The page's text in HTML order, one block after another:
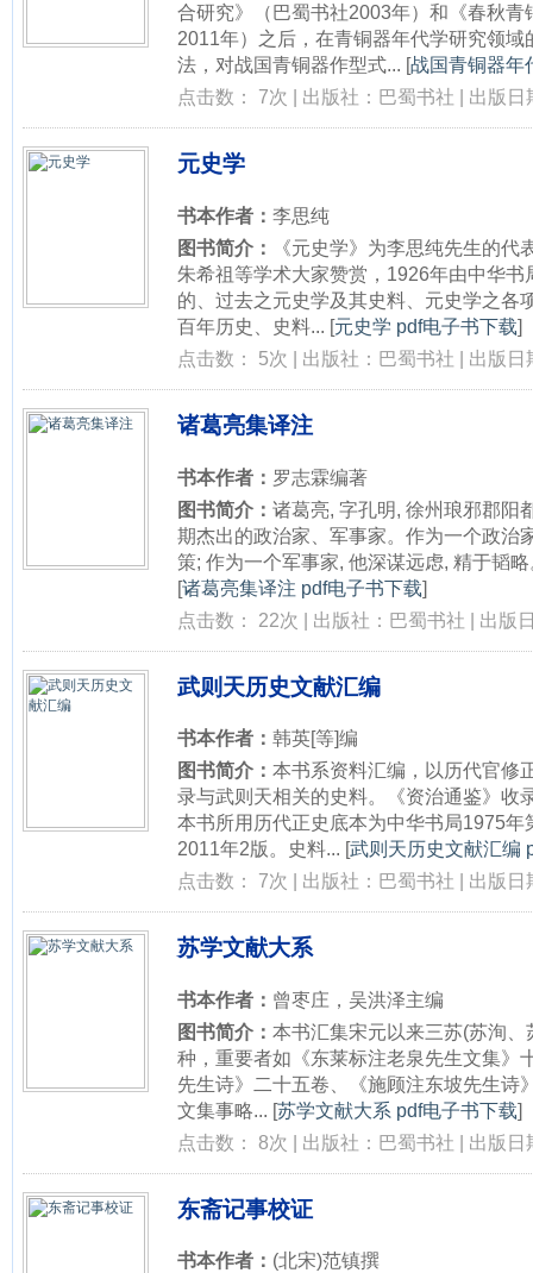
合研究》（巴蜀书社2003年）和《春秋
2011年）之后，在青铜器年代学研究领
法，对战国青铜器作型式... [战国青铜器年
点击数： 7次 | 出版社：巴蜀书社 | 出版日
元史学
书本作者： 李思纯
图书简介：
《元史学》为李思纯先生的
朱希祖等学术大家赞赏，1926年由中华
的、过去之元史学及其史料、元史学之各
百年历史、史料... [元史学 pdf电子书下载]
点击数： 5次 | 出版社：巴蜀书社 | 出版日
诸葛亮集译注
书本作者： 罗志霖编著
图书简介： 诸葛亮, 字孔明, 徐州琅邪郡阳
期杰出的政治家、军事家。作为一个政治
策; 作为一个军事家, 他深谋远虑, 精于韬
[诸葛亮集译注 pdf电子书下载]
点击数： 22次 | 出版社：巴蜀书社 | 出版
武则天历史文献汇编
书本作者： 韩英[等]编
图书简介： 本书系资料汇编，以历代官修
录与武则天相关的史料。《资治通鉴》收
本书所用历代正史底本为中华书局1975
2011年2版。史料... [武则天历史文献汇编
点击数： 7次 | 出版社：巴蜀书社 | 出版
苏学文献大系
书本作者： 曾枣庄，吴洪泽主编
图书简介： 本书汇集宋元以来三苏(苏洵
种，重要者如《东莱标注老泉先生文集》
先生诗》二十五卷、《施顾注东坡先生诗
文集事略... [苏学文献大系 pdf电子书下载]
点击数： 8次 | 出版社：巴蜀书社 | 出版日
东斋记事校证
书本作者： (北宋)范镇撰